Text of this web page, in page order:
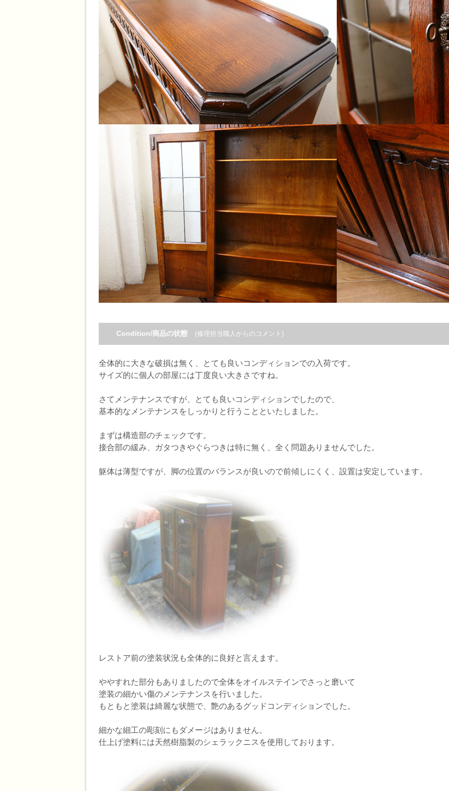
Condition/商品の状態 (修理担当職人からのコメント)
全体的に大きな破損は無く、とても良いコンディションでの入荷です。
サイズ的に個人の部屋には丁度良い大きさですね。
さてメンテナンスですが、とても良いコンディションでしたので、
基本的なメンテナンスをしっかりと行うことといたしました。
まずは構造部のチェックです。
接合部の緩み、ガタつきやぐらつきは特に無く、全く問題ありませんでした。
躯体は薄型ですが、脚の位置のバランスが良いので前傾しにくく、設置は安定しています。
レストア前の塗装状況も全体的に良好と言えます。
ややすれた部分もありましたので全体をオイルステインでさっと磨いて
塗装の細かい傷のメンテナンスを行いました。
もともと塗装は綺麗な状態で、艶のあるグッドコンディションでした。
細かな細工の彫刻にもダメージはありません。
仕上げ塗料には天然樹脂製のシェラックニスを使用しております。